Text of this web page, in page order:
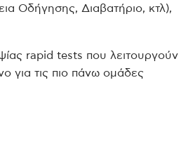
Οδήγησης, Διαβατήριο, κτλ),
rapid tests που λειτουργούν
για τις πιο πάνω ομάδες